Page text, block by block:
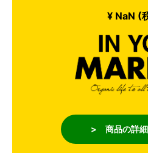
¥ NaN (
> 商品の詳細